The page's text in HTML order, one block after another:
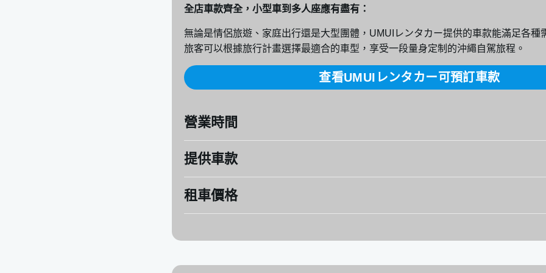
全店車款齊全，小型車到多人座應有盡有：
無論是情侶旅遊、家庭出行還是大型團體，UMUIレンタカー提供的車款能滿足各種
旅客可以根據旅行計畫選擇最適合的車型，享受一段量身定制的沖繩自駕旅程。
查看UMUIレンタカー可預訂車款
營業時間
地址：沖繩県豊見城市豊崎1-325
提供車款
PASSO、PORTE、ROOMY、VITZ、Raize、Voxy/Noah
租車價格